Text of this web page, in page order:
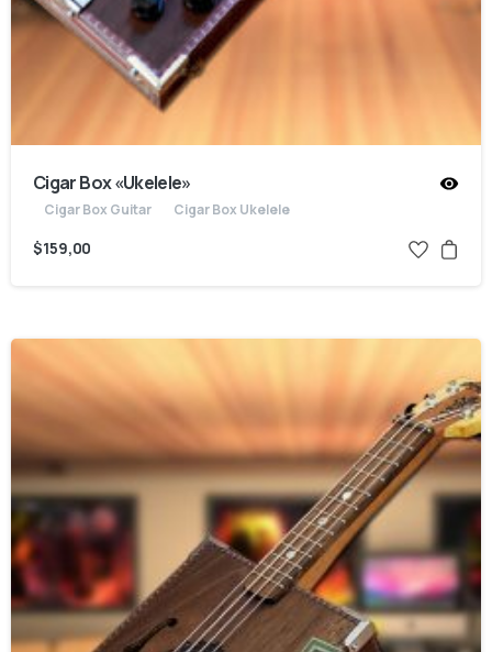
Cigar Box «Ukelele»
Cigar Box Guitar Cigar Box Ukelele
$159,00